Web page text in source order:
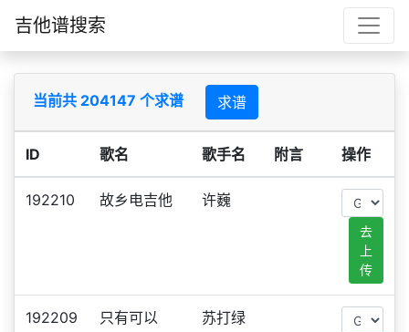
吉他谱搜索
当前共 204147 个求谱 求谱
ID 歌名 歌手名 附言 操作
192210 故乡电吉他 许巍
去
上
传
192209 只有可以 苏打绿